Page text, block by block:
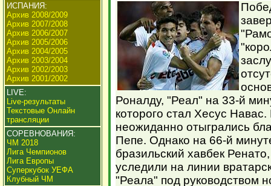
ИСПАНИЯ:
Архив 2008/2009
Архив 2007/2008
Архив 2006/2007
Архив 2005/2006
Архив 2004/2005
Архив 2003/2004
Архив 2002/2003
Архив 2001/2002
LIVE:
Live-результаты
Текстовые Онлайн
трансляции
СОРЕВНОВАНИЯ:
ЧМ 2018
Лига Чемпионов
Лига Европы
Суперкубок УЕФА
Клубный ЧМ
Роналду, "Реал" на 33-й
которого стал Хесус
неожиданно отыгрались
Пепе. Однако на 66-й
бразильский хавбек
уследили на линии
"Реала" под руководством